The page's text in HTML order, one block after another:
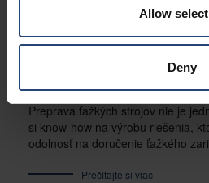
Allow
Deny
PLOŠINY PRE VEĽKÉ
Preprava ťažkých strojov nie je
si know-how na výrobu riešenia,
odolnosť na doručenie ťažkého
Prečítajte si viac